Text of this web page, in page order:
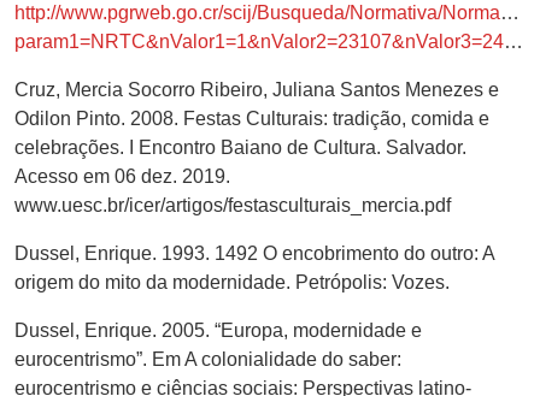
http://www.pgrweb.go.cr/scij/Busqueda/Normativa/Normas/
param1=NRTC&nValor1=1&nValor2=23107&nValor3=24474&strTipM=TC
Cruz, Mercia Socorro Ribeiro, Juliana Santos Menezes e
Odilon Pinto. 2008. Festas Culturais: tradição, comida e
celebrações. I Encontro Baiano de Cultura. Salvador.
Acesso em 06 dez. 2019.
www.uesc.br/icer/artigos/festasculturais_mercia.pdf
Dussel, Enrique. 1993. 1492 O encobrimento do outro: A
origem do mito da modernidade. Petrópolis: Vozes.
Dussel, Enrique. 2005. “Europa, modernidade e
eurocentrismo”. Em A colonialidade do saber:
eurocentrismo e ciências sociais: Perspectivas latino-